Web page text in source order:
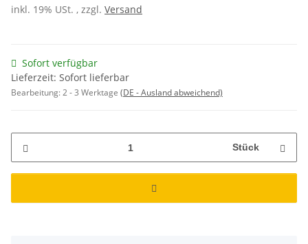
inkl. 19% USt. , zzgl. Versand
Sofort verfügbar
Lieferzeit: Sofort lieferbar
Bearbeitung:2 - 3 Werktage (DE - Ausland abweichend)
Stück